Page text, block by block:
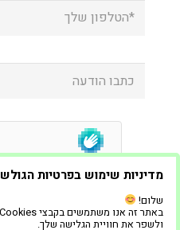
מדיניות שימוש בפרטיות הגולש
שלום!
ולשפר את חוויית הגלישה שלך.